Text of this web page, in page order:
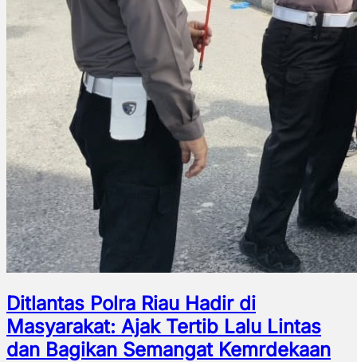
Ditlantas Polra Riau Hadir di
Masyarakat: Ajak Tertib Lalu Lintas
dan Bagikan Semangat Kemrdekaan